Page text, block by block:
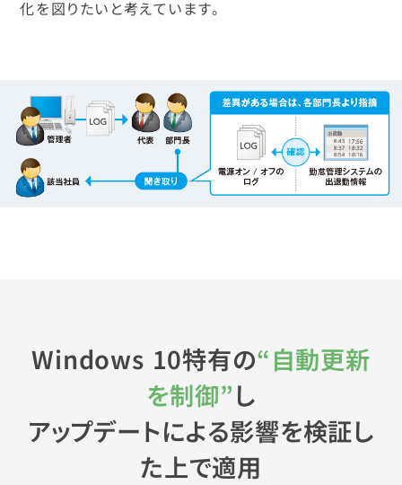
化を図りたいと考えています。
Windows 10特有の“自動更新
を制御”し
アップデートによる影響を検証し
た上で適用